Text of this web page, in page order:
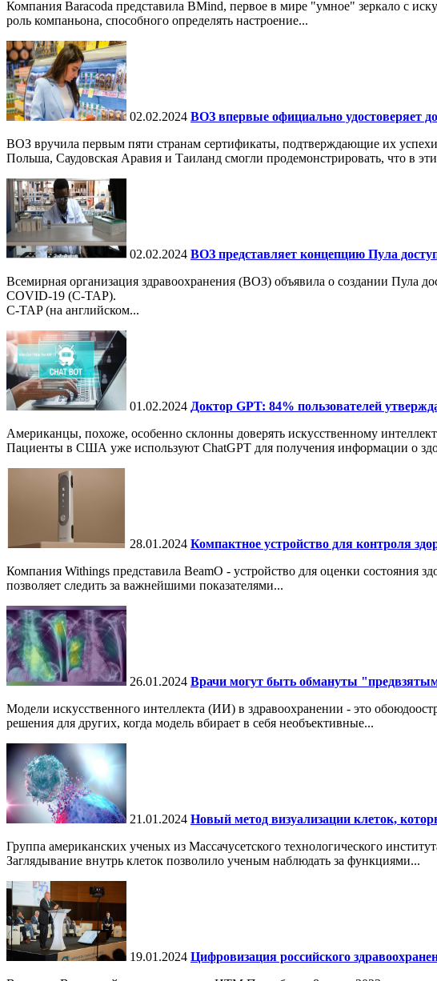
Компания Baracoda представила BMind, первое в мире "умное" зеркало с
роль компаньона, способного определять настроение...
02.02.2024 ВОЗ впервые официально удостоверяет
ВОЗ вручила первым пяти странам сертификаты, подтверждающие их
Польша, Саудовская Аравия и Таиланд смогли продемонстрировать, что в
02.02.2024 ВОЗ представляет концепцию Пула
Всемирная организация здравоохранения (ВОЗ) объявила о создании
COVID-19 (C-TAP).
C-TAP (на английском...
01.02.2024 Доктор GPT: 84% пользователей
Американцы, похоже, особенно склонны доверять искусственному
Пациенты в США уже используют ChatGPT для получения информации о
28.01.2024 Компактное устройство для контроля
Компания Withings представила BeamO - устройство для оценки состояния
позволяет следить за важнейшими показателями...
26.01.2024 Врачи могут быть обмануты
Модели искусственного интеллекта (ИИ) в здравоохранении - это
решения для других, когда модель вбирает в себя необъективные...
21.01.2024 Новый метод визуализации клеток,
Группа американских ученых из Массачусетского технологического
Заглядывание внутрь клеток позволило ученым наблюдать за функциями...
19.01.2024 Цифровизация российского